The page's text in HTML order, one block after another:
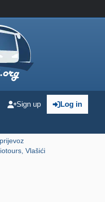
Log in
Sign up
Vlašići